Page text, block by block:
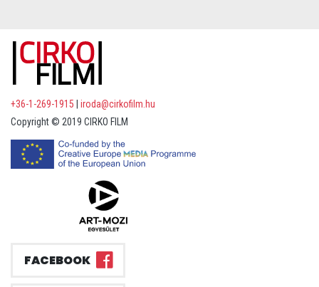
+36-1-269-1915
iroda@cirkofilm.hu
Copyright © 2019 CIRKO FILM
FACEBOOK